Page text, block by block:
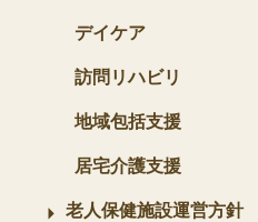
デイケア
訪問リハビリ
地域包括支援
居宅介護支援
老人保健施設運営方針